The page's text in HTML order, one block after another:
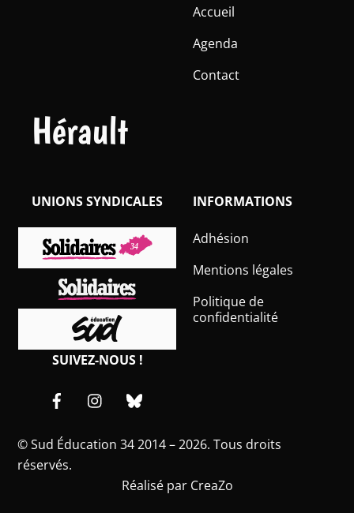
Hérault
Accueil
Agenda
Contact
INFORMATIONS
Adhésion
Mentions légales
Politique de
confidentialité
SUIVEZ-NOUS !
FacebookInstagram
UNIONS SYNDICALES
©Sud Éducation 342014 – 2026. Tous droits
réservés.
Réalisé par CreaZo